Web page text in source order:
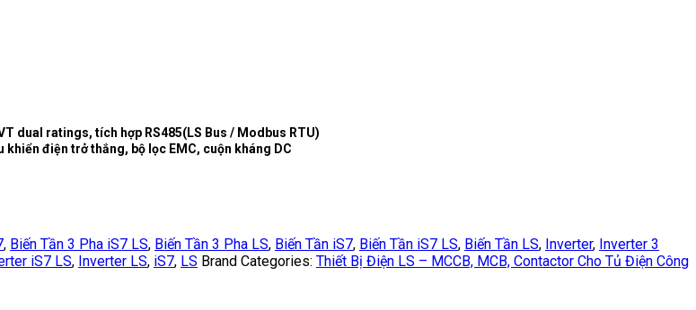
dual ratings, tích hợp RS485(LS Bus / Modbus RTU)
điện trở thắng, bộ lọc EMC, cuộn kháng DC
, Biến Tần 3 Pha iS7 LS, Biến Tần 3 Pha LS, Biến Tần iS7, Biến Tần iS7 LS, Biến Tần LS, Inverter, Inverter 3
iS7 LS, Inverter LS, iS7, LS Brand Categories: Thiết Bị Điện LS – MCCB, MCB, Contactor Cho Tủ Điện Công